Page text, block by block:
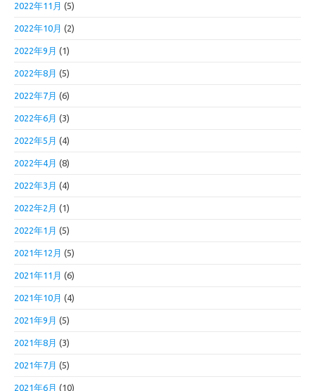
2022年11月 (5)
2022年10月 (2)
2022年9月 (1)
2022年8月 (5)
2022年7月 (6)
2022年6月 (3)
2022年5月 (4)
2022年4月 (8)
2022年3月 (4)
2022年2月 (1)
2022年1月 (5)
2021年12月 (5)
2021年11月 (6)
2021年10月 (4)
2021年9月 (5)
2021年8月 (3)
2021年7月 (5)
2021年6月 (10)